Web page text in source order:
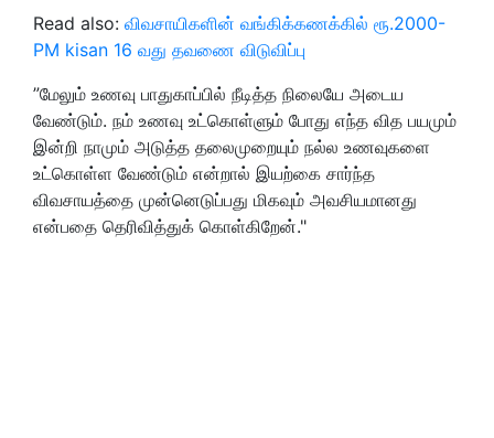
Read also: விவசாயிகளின் வங்கிக்கணக்கில் ரூ.2000-
PM kisan 16 வது தவணை விடுவிப்பு
”மேலும் உணவு பாதுகாப்பில் நீடித்த நிலையே அடைய
வேண்டும். நம் உணவு உட்கொள்ளும் போது எந்த வித பயமும்
இன்றி நாமும் அடுத்த தலைமுறையும் நல்ல உணவுகளை
உட்கொள்ள வேண்டும் என்றால் இயற்கை சார்ந்த
விவசாயத்தை முன்னெடுப்பது மிகவும் அவசியமானது
என்பதை தெரிவித்துக் கொள்கிறேன்."